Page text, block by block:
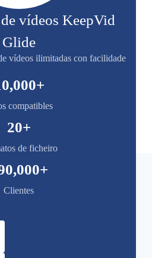
vídeos KeepVid
Glide
vídeos ilimitadas con facilidade
compatibles
+
de ficheiro
20+
Clientes
+